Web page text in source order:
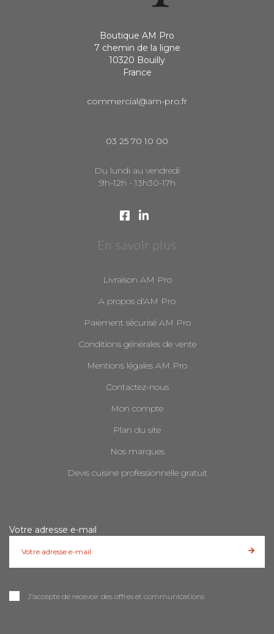
Boutique AM Pro
7 chemin de la ligne
10320 Bouilly
France
commercial@am-pro.fr
03 25 70 10 00
Du lundi au vendredi
9h-12h - 13h30-17h
En savoir plus
Livraison AM Pro
A propos d'AM Pro
Paiement sécurisé AM Pro
Conditions générales de vente
Mentions légales AM Pro
Contactez-nous
Mon compte
Plan du site
Nos marques
Devis cuisine professionnelle gratuit
Votre adresse e-mail
J'accepte de recevoir des offres et communications